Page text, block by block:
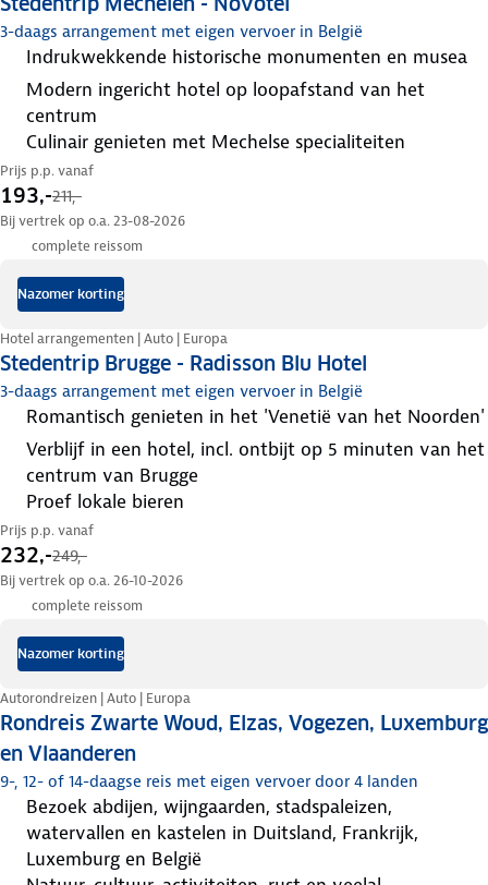
3-daags arrangement met eigen vervoer in België
indrukwekkende historische monumenten en musea
modern ingericht hotel op loopafstand van het
centrum
culinair genieten met Mechelse specialiteiten
Prijs p.p. vanaf
193,-211,-
Bij vertrek op o.a. 23-08-2026
complete reissom
Nazomer korting
Stedentrip Brugge - Radisson Blu Hotel
Hotel arrangementen | Auto | Europa
3-daags arrangement met eigen vervoer in België
romantisch genieten in het 'Venetië van het Noorden'
verblijf in een hotel, incl. ontbijt op 5 minuten van het
centrum van Brugge
proef lokale bieren
Prijs p.p. vanaf
232,-249,-
Bij vertrek op o.a. 26-10-2026
complete reissom
Nazomer korting
Rondreis Zwarte Woud, Elzas, Vogezen, Luxemburg
en Vlaanderen
Autorondreizen | Auto | Europa
9-, 12- of 14-daagse reis met eigen vervoer door 4 landen
bezoek abdijen, wijngaarden, stadspaleizen,
watervallen en kastelen in Duitsland, Frankrijk,
Luxemburg en België